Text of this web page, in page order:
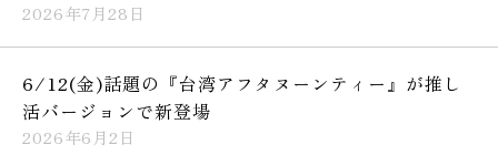
2026年7月28日
6/12(金)話題の『台湾アフタヌーンティー』が推し
活バージョンで新登場
2026年6月2日